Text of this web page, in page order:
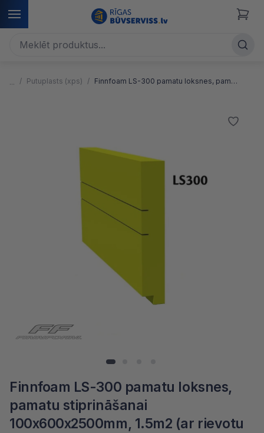
Putuplasts (xps) Finnfoam LS-300 pamatu loksnes, pamatu stiprināšanai
Finnfoam LS-300 pamatu loksnes,
pamatu stiprināšanai
100x600x2500mm, 1.5m2 (ar rievotu